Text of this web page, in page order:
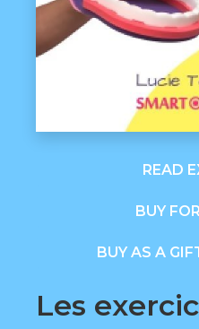
READ
BUY
BUY AS A
Les